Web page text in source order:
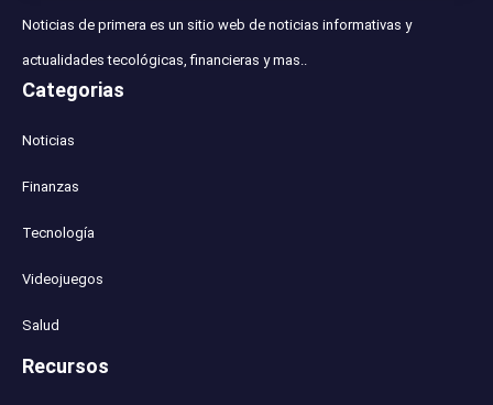
Noticias de primera es un sitio web de noticias informativas y
actualidades tecológicas, financieras y mas..
Categorias
Noticias
Finanzas
Tecnología
Videojuegos
Salud
Recursos